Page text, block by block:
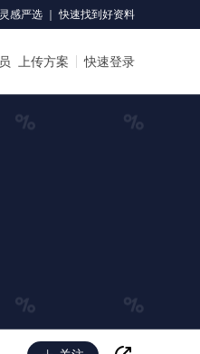
灵感严选 ｜ 快速找到好资料
上传方案 快速登录